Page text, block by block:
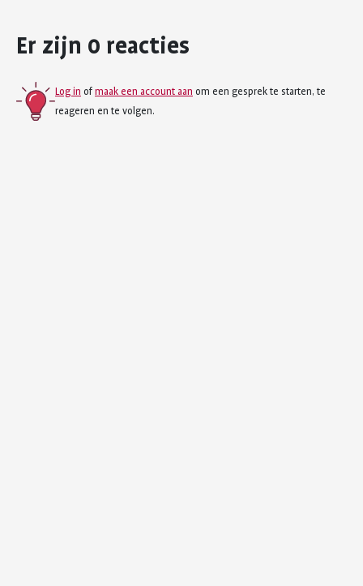
Er zijn 0 reacties
Log in of maak een account aan om een gesprek te starten, te
reageren en te volgen.